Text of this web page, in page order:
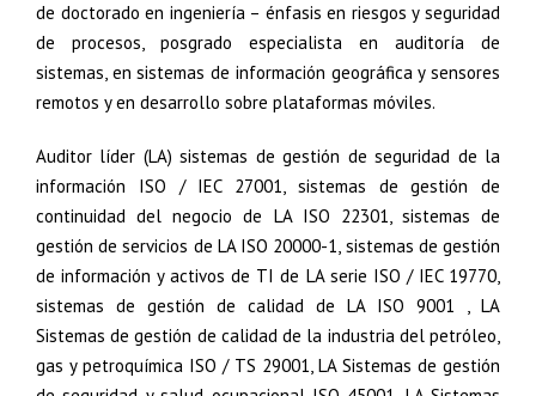
de doctorado en ingeniería – énfasis en riesgos y seguridad
de procesos, posgrado especialista en auditoría de
sistemas, en sistemas de información geográfica y sensores
remotos y en desarrollo sobre plataformas móviles.
Auditor líder (LA) sistemas de gestión de seguridad de la
información ISO / IEC 27001, sistemas de gestión de
continuidad del negocio de LA ISO 22301, sistemas de
gestión de servicios de LA ISO 20000-1, sistemas de gestión
de información y activos de TI de LA serie ISO / IEC 19770,
sistemas de gestión de calidad de LA ISO 9001 , LA
Sistemas de gestión de calidad de la industria del petróleo,
gas y petroquímica ISO / TS 29001, LA Sistemas de gestión